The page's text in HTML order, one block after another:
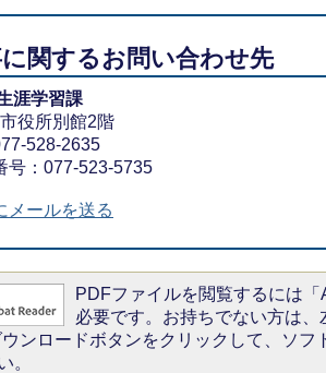
関するお問い合わせ先
涯学習課
役所別館2階
528-2635
号：077-523-5735
メールを送る
PDFファイルを閲覧するには
必要です。お持ちでない方は
ンロードボタンをクリックして、ソ
。